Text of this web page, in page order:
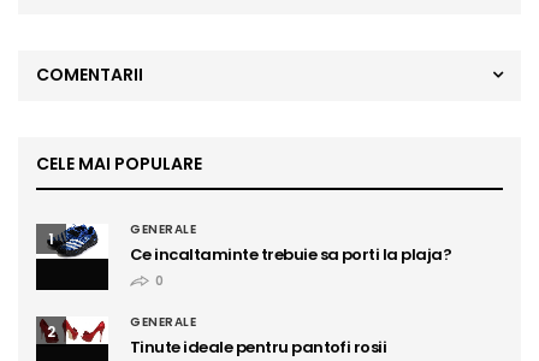
COMENTARII
CELE MAI POPULARE
1 GENERALE
Ce incaltaminte trebuie sa porti la plaja?
0
2 GENERALE
Tinute ideale pentru pantofi rosii